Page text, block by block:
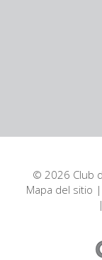
© 2026 Club
Mapa del sitio |